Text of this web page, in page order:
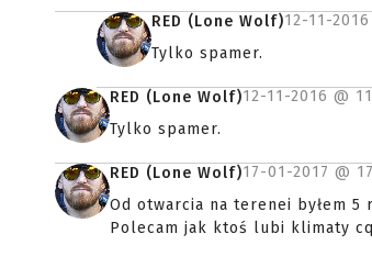
RED (Lone Wolf)12-11-2016
Tylko spamer.
RED (Lone Wolf)12-11-2016 @
Tylko spamer.
RED (Lone Wolf)17-01-2017 @
Od otwarcia na terenei byłem 5
Polecam jak ktoś lubi klimaty